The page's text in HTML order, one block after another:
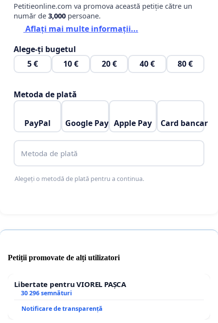
Petitieonline.com va promova această petiție către un
număr de 3,000 persoane.
Aflați mai multe informații...
Alege-ți bugetul
5 €
10 € 20 € 40 € 80 €
Metoda de plată
PayPal Google Pay Apple Pay Card bancar
Metoda de plată
Alegeți o metodă de plată pentru a continua.
Petiții promovate de alți utilizatori
Libertate pentru VIOREL PAȘCA
30 296 semnături
Notificare de transparență